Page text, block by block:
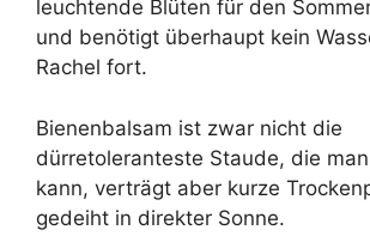
leuchtende Blüten für den
und benötigt überhaupt kein
Rachel fort.
Bienenbalsam ist zwar nicht die
dürretoleranteste Staude, die
kann, verträgt aber kurze
gedeiht in direkter Sonne.